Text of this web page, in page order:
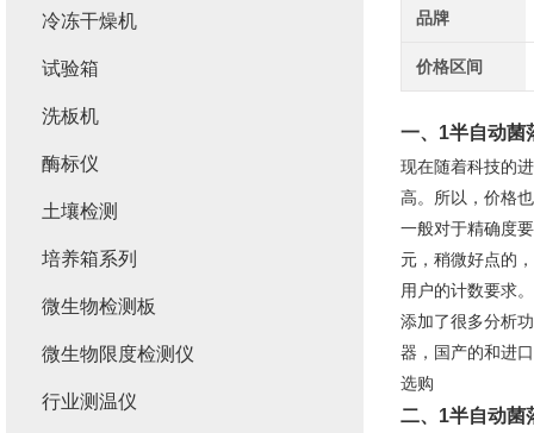
品牌
价格区间
一、1半自动菌
现在随着科技的
高。所以，价格
一般对于精确度
元，稍微好点的
用户的计数要求
添加了很多分析
器，国产的和进
选购
二、1半自动菌
冷冻干燥机
试验箱
洗板机
酶标仪
土壤检测
培养箱系列
微生物检测板
微生物限度检测仪
行业测温仪